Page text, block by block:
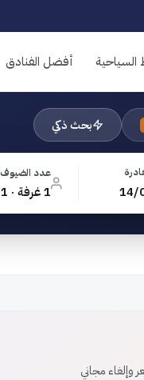
السياحية أفضل الفنادق
بحث ذكي
14/
عدد الضيوف
1 غرفة · 1 بالغ · 0 طفل
مجاني